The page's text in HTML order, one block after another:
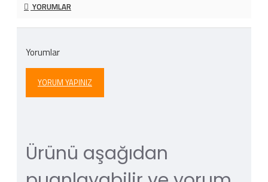
YORUMLAR
Yorumlar
YORUM YAPINIZ
Ürünü aşağıdan